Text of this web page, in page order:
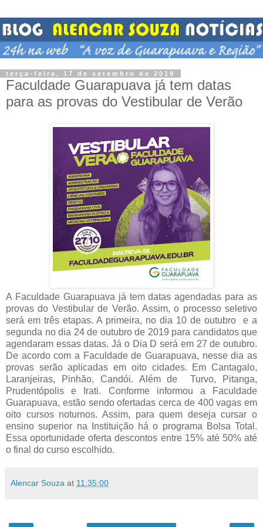
terça-feira, 17 de setembro de 2019
Faculdade Guarapuava já tem datas
para as provas do Vestibular de Verão
A Faculdade Guarapuava já tem datas agendadas para as
provas do Vestibular de Verão. Assim, o processo seletivo
será em três etapas. A primeira, no dia 10 de outubro e a
segunda no dia 24 de outubro de 2019 para candidatos que
agendaram essas datas. Já o Dia D será em 27 de outubro.
De acordo com a Faculdade de Guarapuava, nesse dia as
provas serão aplicadas em oito cidades. Em Cantagalo,
Laranjeiras, Pinhão, Candói. Além de Turvo, Pitanga,
Prudentópolis e Irati. Conforme informou a Faculdade
Guarapuava, estão sendo ofertadas cerca de 400 vagas em
oito cursos noturnos. Assim, para quem deseja cursar o
ensino superior na Instituição há o programa Bolsa Total.
Essa oportunidade oferta descontos entre 15% até 50% até
o final do curso escolhido.
Alencar Souza at 11:35:00